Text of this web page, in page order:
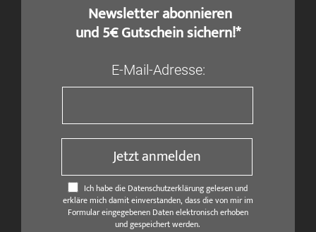
​ Newsletter abonnieren
und 5€ Gutschein sichern!*
E-Mail-Adresse:
Jetzt anmelden
Ich habe die Datenschutzerklärung gelesen und
erkläre mich damit einverstanden, dass die von mir im
Formular eingegebenen Daten elektronisch erhoben
und gespeichert werden.